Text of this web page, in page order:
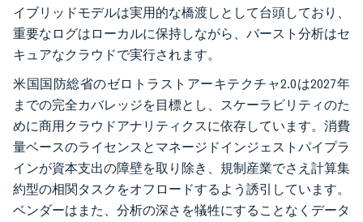
イブリッドモデルは実用的な橋渡しとして台頭しており、
重要なログはローカルに保持しながら、バースト分析はセ
キュアなクラウドで実行されます。
米国国防総省のゼロトラストアーキテクチャ2.0は2027年
までの完全カバレッジを目標とし、スケーラビリティのた
めに商用クラウドアナリティクスに依存しています。消費
量ベースのライセンスとマネージドインジェストパイプラ
インが資本支出の障壁を取り除き、規制産業でさえ計算集
約型の相関タスクをオフロードするよう誘引しています。
ベンダーはまた、分析の深さを犠牲にすることなくデータ